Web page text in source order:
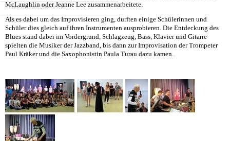
Beratung/Service
Kontakt
McLaughlin oder Jeanne Lee zusammenarbeitete.
Als es dabei um das Improvisieren ging, durften einige Schülerinnen und
Schüler dies gleich auf ihren Instrumenten ausprobieren. Die Entdeckung des
Blues stand dabei im Vordergrund, Schlagzeug, Bass, Klavier und Gitarre
spielten die Musiker der Jazzband, bis dann zur Improvisation der Trompeter
Paul Kräker und die Saxophonistin Paula Turau dazu kamen.